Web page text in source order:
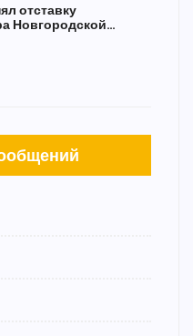
отставку
Новгородской